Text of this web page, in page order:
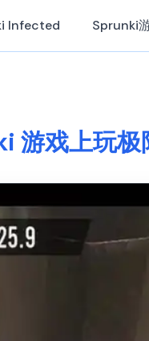
Infected Sprunki
游戏上玩极